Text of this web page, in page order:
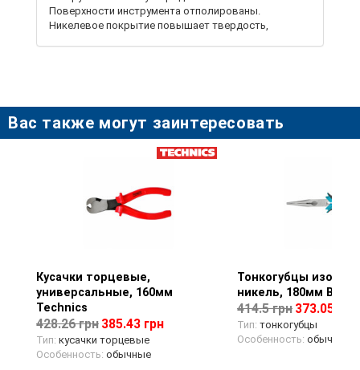
Поверхности инструмента отполированы.
Никелевое покрытие повышает твердость,
Вас также могут заинтересовать
Просмотр товара
Кусачки торцевые,
универсальные, 160мм
Technics
428.26 грн 385.43 грн
Тип: кусачки торцевые
Особенность: обычные
Просмотр
Тонкогубцы
никель, 180мм Berg
414.5 грн 373.05 грн
Тип: тонкогубцы
Особенность: обычные